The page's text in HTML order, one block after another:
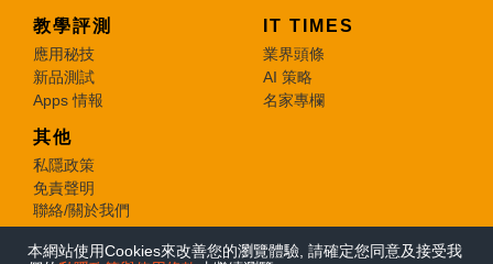
本網站使用Cookies來改善您的瀏覽體驗, 請確定您同意及接受我
教學評測
應用秘技
新品測試
Apps 情報
IT TIMES
業界頭條
AI 策略
名家專欄
其他
私隱政策
免責聲明
聯絡/關於我們
© 2026 e-zone. All Rights Reserved.